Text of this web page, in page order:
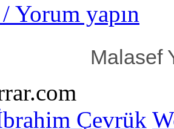
Yorum yapın
Malasef
Çevrük